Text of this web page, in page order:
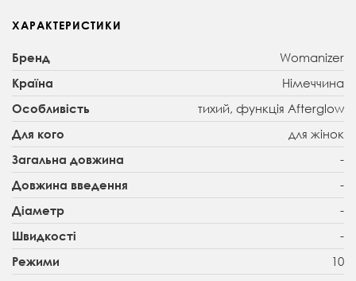
ХАРАКТЕРИСТИКИ
Бренд Womanizer
Країна Німеччина
Особливість тихий, функція Afterglow
Для кого для жінок
Загальна довжина -
Довжина введення -
Діаметр -
Швидкості -
Режими 10